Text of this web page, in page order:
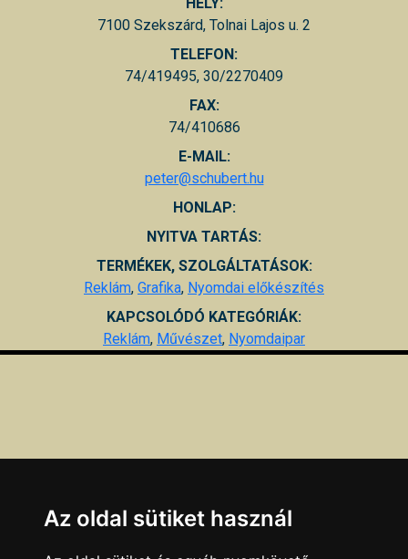
7100 Szekszárd, Tolnai Lajos u. 2
TELEFON:
74/419495, 30/2270409
FAX:
74/410686
E-MAIL:
peter@schubert.hu
HONLAP:
NYITVA TARTÁS:
TERMÉKEK, SZOLGÁLTATÁSOK:
Reklám, Grafika, Nyomdai előkészítés
KAPCSOLÓDÓ KATEGÓRIÁK:
Reklám, Művészet, Nyomdaipar
Az oldal sütiket használ